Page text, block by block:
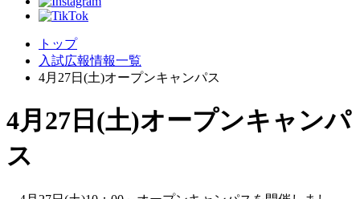
トップ
入試広報情報一覧
4月27日(土)オープンキャンパス
4月27日(土)オープンキャンパ
ス